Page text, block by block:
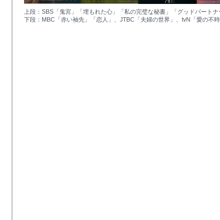
上段：SBS「鬼宮」「埋もれた心」「私の完璧な秘書」「グッドパートナ
下段：MBC「赤い袖先」「恋人」、JTBC「夫婦の世界」、tvN「愛の不時